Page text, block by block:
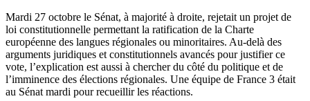
Mardi 27 octobre le Sénat, à majorité à droite, rejetait un projet de
loi constitutionnelle permettant la ratification de la Charte
européenne des langues régionales ou minoritaires. Au-delà des
arguments juridiques et constitutionnels avancés pour justifier ce
vote, l’explication est aussi à chercher du côté du politique et de
l’imminence des élections régionales. Une équipe de France 3 était
au Sénat mardi pour recueillir les réactions.